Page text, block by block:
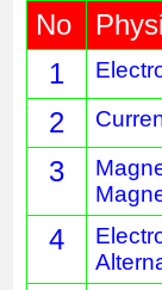
No
1
2
3
4